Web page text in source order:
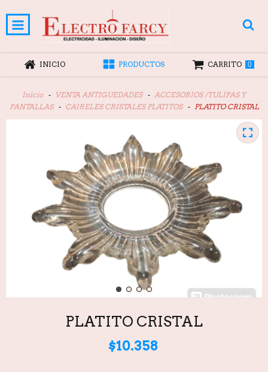
INICIO PRODUCTOS CARRITO 0
Inicio - VENTA ANTIGUEDADES - ACCESORIOS /TULIPAS Y
PANTALLAS
- CAIRELES CRISTALES PLATITOS - PLATITO CRISTAL
PLATITO CRISTAL
$10.358